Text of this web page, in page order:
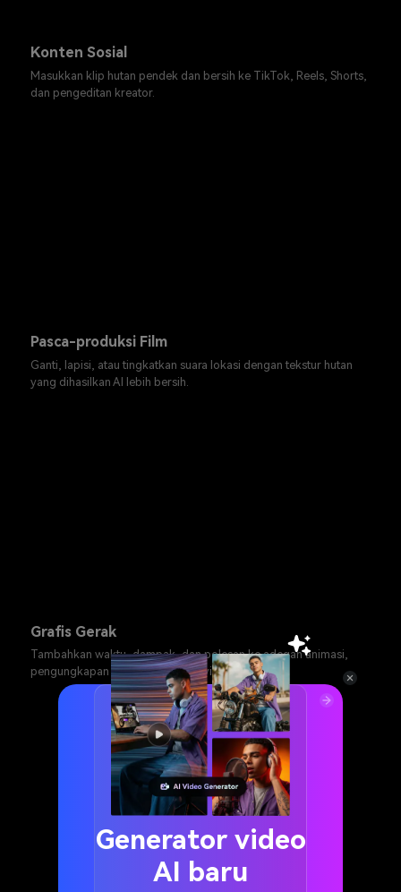
Konten Sosial
Masukkan klip hutan pendek dan bersih ke TikTok, Reels, Shorts,
dan pengeditan kreator.
Pasca-produksi Film
Ganti, lapisi, atau tingkatkan suara lokasi dengan tekstur hutan
yang dihasilkan AI lebih bersih.
Grafis Gerak
Tambahkan waktu, dampak, dan polesan ke adegan animasi,
pengungkapan logo, dan transisi visual.
Generator video
AI baru